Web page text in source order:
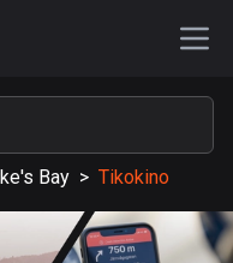
Bay > Tikokino